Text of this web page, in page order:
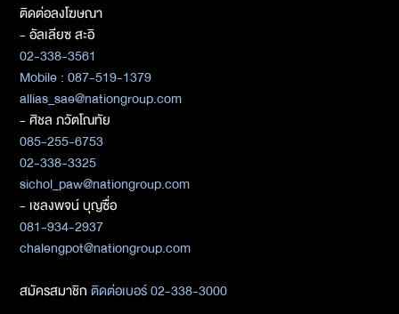
ติดต่อลงโฆษณา
- อัลเลียซ สะอิ
02-338-3561
Mobile : 087-519-1379
allias_sae@nationgroup.com
- ศิชล ภวัตโณทัย
085-255-6753
02-338-3325
sichol_paw@nationgroup.com
- เชลงพจน์ บุญซื่อ
081-934-2937
chalengpot@nationgroup.com
สมัครสมาชิกติดต่อเบอร์ 02-338-3000